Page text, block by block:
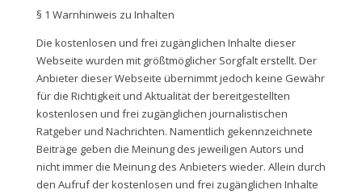
§ 1 Warnhinweis zu Inhalten
Die kostenlosen und frei zugänglichen Inhalte dieser
Webseite wurden mit größtmöglicher Sorgfalt erstellt. Der
Anbieter dieser Webseite übernimmt jedoch keine Gewähr
für die Richtigkeit und Aktualität der bereitgestellten
kostenlosen und frei zugänglichen journalistischen
Ratgeber und Nachrichten. Namentlich gekennzeichnete
Beiträge geben die Meinung des jeweiligen Autors und
nicht immer die Meinung des Anbieters wieder. Allein durch
den Aufruf der kostenlosen und frei zugänglichen Inhalte